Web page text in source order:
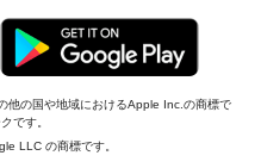
他の国や地域におけるApple Inc.の商標で
です。
LLC の商標です。